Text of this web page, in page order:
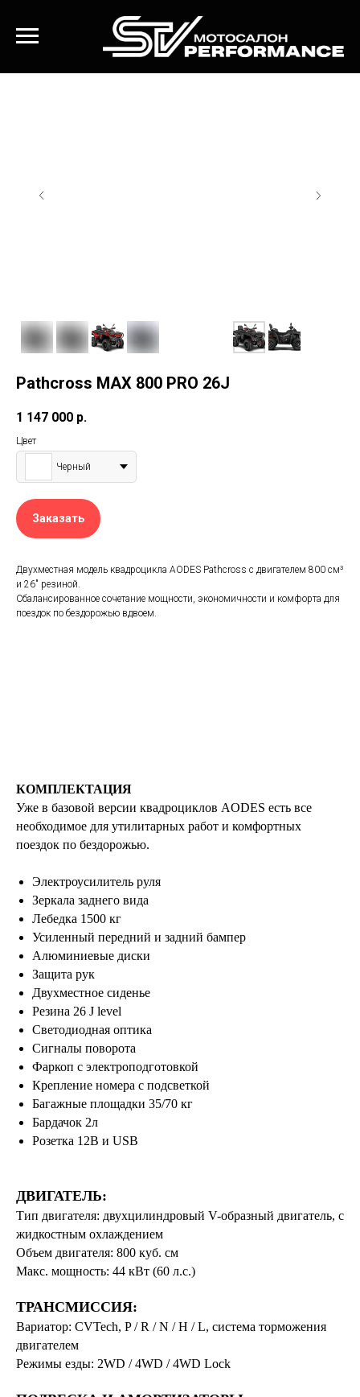
Pathcross MAX 800 PRO 26J
1 147 000 р.
Цвет
Черный
Заказать
Двухместная модель квадроцикла AODES Pathcross с двигателем 800 см³
и 26″ резиной.
Сбалансированное сочетание мощности, экономичности и комфорта для
поездок по бездорожью вдвоем.
КОМПЛЕКТАЦИЯ
Уже в базовой версии квадроциклов AODES есть все
необходимое для утилитарных работ и комфортных
поездок по бездорожью.
Электроусилитель руля
Зеркала заднего вида
Лебедка 1500 кг
Усиленный передний и задний бампер
Алюминиевые диски
Защита рук
Двухместное сиденье
Резина 26 J level
Светодиодная оптика
Сигналы поворота
Фаркоп с электроподготовкой
Крепление номера с подсветкой
Багажные площадки 35/70 кг
Бардачок 2л
Розетка 12В и USB
ДВИГАТЕЛЬ:
Тип двигателя: двухцилиндровый V-образный двигатель, с
жидкостным охлаждением
Объем двигателя: 800 куб. см
Макс. мощность: 44 кВт (60 л.с.)
ТРАНСМИССИЯ:
Вариатор: CVTech, P / R / N / H / L, система торможения
двигателем
Режимы езды: 2WD / 4WD / 4WD Lock